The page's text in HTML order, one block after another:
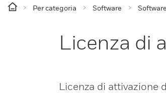
Per categoria Software
Licenza di
Licenza di attivazione